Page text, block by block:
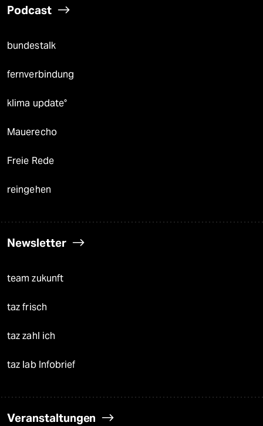
Podcast
bundestalk
fernverbindung
klima update°
Mauerecho
Freie Rede
reingehen
Newsletter
team zukunft
taz frisch
taz zahl ich
taz lab Infobrief
Veranstaltungen